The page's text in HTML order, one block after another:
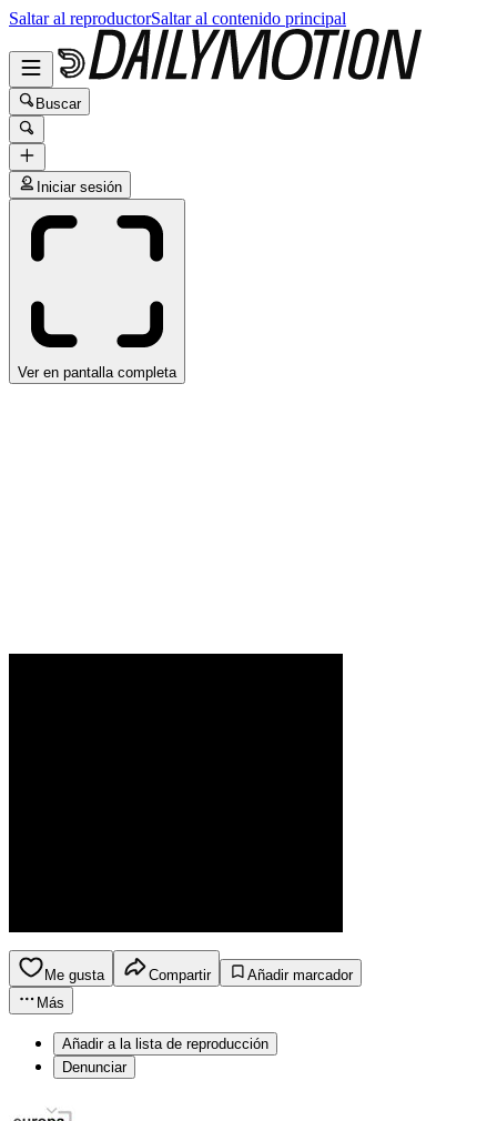
Saltar al reproductorSaltar al contenido principal
Buscar
Iniciar sesión
Ver en pantalla completa
Me gusta Compartir
Añadir marcador
Más
Añadir a la lista de reproducción
Denunciar